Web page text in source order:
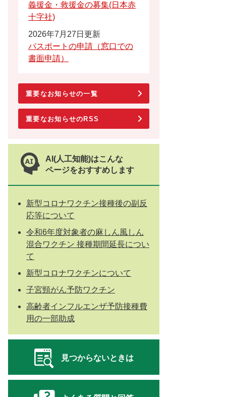
義援金・救援金の募集(日本赤
十字社)
2026年7月27日更新
パスポートの申請（窓口での
書面申請）
重要なお知らせの一覧
重要なお知らせのRSS
AI(人工知能)はこんな
ページをおすすめします
新型コロナワクチン接種後の副反
応等について
令和6年度対象者の麻しん風しん
混合ワクチン 接種期間延長につい
て
新型コロナワクチンについて
子宮頸がん予防ワクチン
高齢者インフルエンザ予防接種費
用の一部助成
見つからないときは